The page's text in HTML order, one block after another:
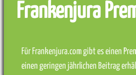
Frankenjura
Für Frankenjura.com gibt es einen
einen geringen jährlichen Beitrag